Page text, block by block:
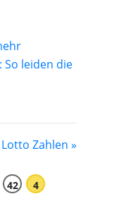
leiden die
Lotto Zahlen »
42 4